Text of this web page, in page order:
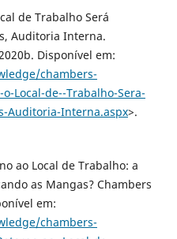
de Trabalho Será
Auditoria Interna.
Disponível em:
chambers-
Local-de--Trabalho-Sera-
Auditoria-Interna.aspx>.
ao Local de Trabalho: a
as Mangas? Chambers
em:
chambers-